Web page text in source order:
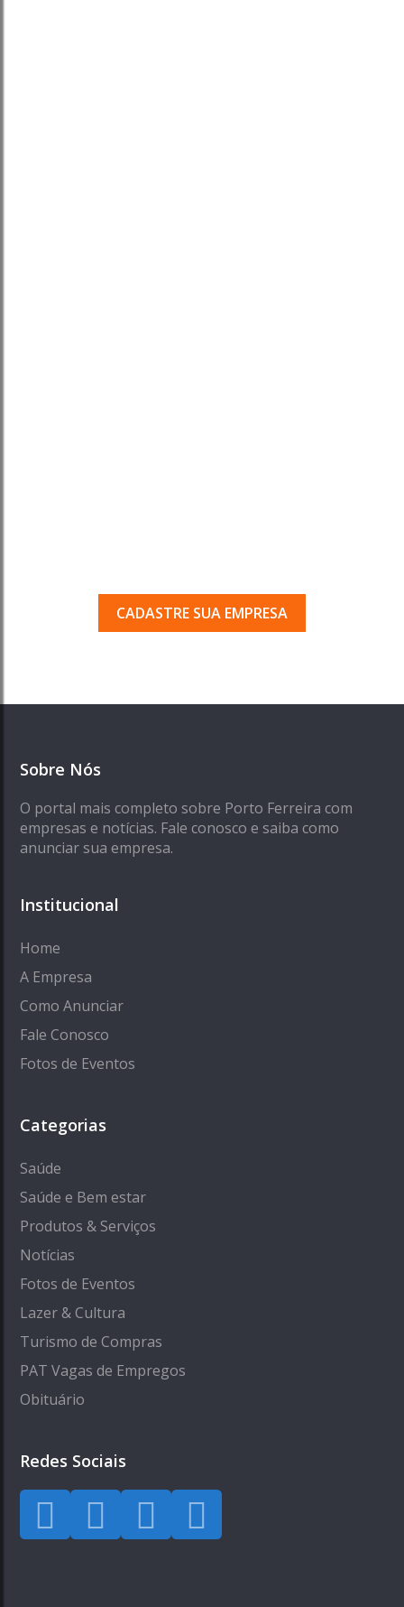
CADASTRE SUA EMPRESA
Sobre Nós
O portal mais completo sobre Porto Ferreira com
empresas e notícias. Fale conosco e saiba como
anunciar sua empresa.
Institucional
Home
A Empresa
Como Anunciar
Fale Conosco
Fotos de Eventos
Categorias
Saúde
Saúde e Bem estar
Produtos & Serviços
Notícias
Fotos de Eventos
Lazer & Cultura
Turismo de Compras
PAT Vagas de Empregos
Obituário
Redes Sociais